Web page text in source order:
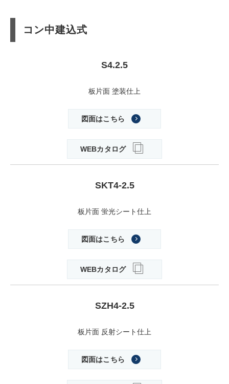
コン中建込式
S4.2.5
板片面 塗装仕上
図面はこちら
WEBカタログ
SKT4-2.5
板片面 蛍光シート仕上
図面はこちら
WEBカタログ
SZH4-2.5
板片面 反射シート仕上
図面はこちら